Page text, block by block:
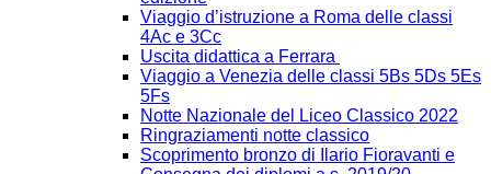
Viaggio d’istruzione a Roma delle classi
4Ac e 3Cc
Uscita didattica a Ferrara
Viaggio a Venezia delle classi 5Bs 5Ds 5Es
5Fs
Notte Nazionale del Liceo Classico 2022
Ringraziamenti notte classico
Scoprimento bronzo di Ilario Fioravanti e